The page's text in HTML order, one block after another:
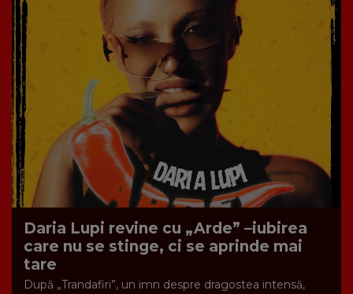
Daria Lupi revine cu „Arde” –iubirea
care nu se stinge, ci se aprinde mai
tare
După „Trandafiri”, un imn despre dragostea intensă,